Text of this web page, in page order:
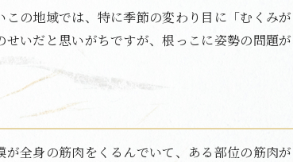
の地域では、特に季節の変わり目に「むくみが
いだと思いがちですが、根っこに姿勢の問題が
全身の筋肉をくるんでいて、ある部位の筋肉が